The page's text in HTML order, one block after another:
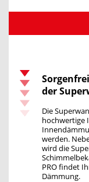
der
Die
hochwertige
werden.
wird die
PRO findet
Dämmung.